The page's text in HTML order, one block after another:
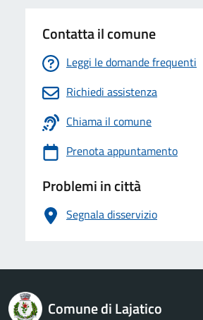
Contatta il comune
Leggi le domande frequenti
Richiedi assistenza
Chiama il comune
Prenota appuntamento
Problemi in città
Segnala disservizio
logo Unione Europea
Comune di Lajatico